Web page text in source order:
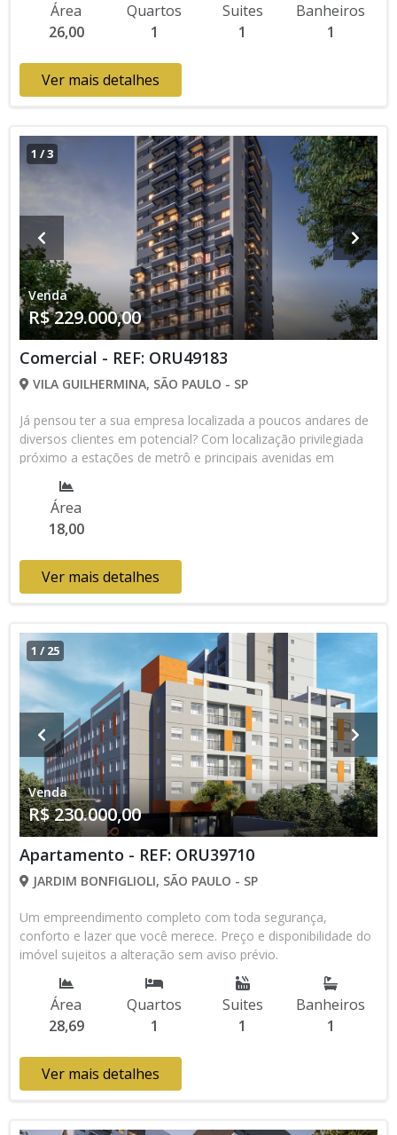
Área
26,00
Quartos
1
Suites
1
Banheiros
1
Ver mais detalhes
1 /3
Venda
R$ 229.000,00
Comercial - REF: ORU49183
VILA GUILHERMINA, SÃO PAULO - SP
Já pensou ter a sua empresa localizada a poucos andares de
diversos clientes em potencial? Com localização privilegiada
próximo a estações de metrô e principais avenidas em
oportunidades em um só lugar, localizados em bairros
estratégicos e em pleno processo de desenvolvimento e
transformação! Preço e disponibilidade do imóvel sujeitos a
Área
18,00
Ver mais detalhes
1 / 25
Venda
R$ 230.000,00
Apartamento - REF: ORU39710
JARDIM BONFIGLIOLI, SÃO PAULO - SP
Um empreendimento completo com toda segurança,
conforto e lazer que você merece. Preço e disponibilidade do
imóvel sujeitos a alteração sem aviso prévio.
Área
28,69
Quartos
1
Suites
1
Banheiros
1
Ver mais detalhes